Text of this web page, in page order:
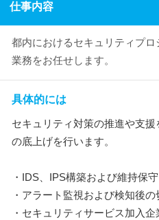
仕事内容
都内におけるセキュリティプ
業務をお任せします。
具体的には
セキュリティ対策の推進や支
の底上げを行います。
・IDS、IPS構築および維持保守
・アラート監視および検知後
・セキュリティサービス加入